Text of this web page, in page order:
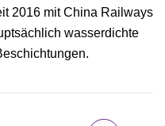
2016 mit China Railways
wasserdichte